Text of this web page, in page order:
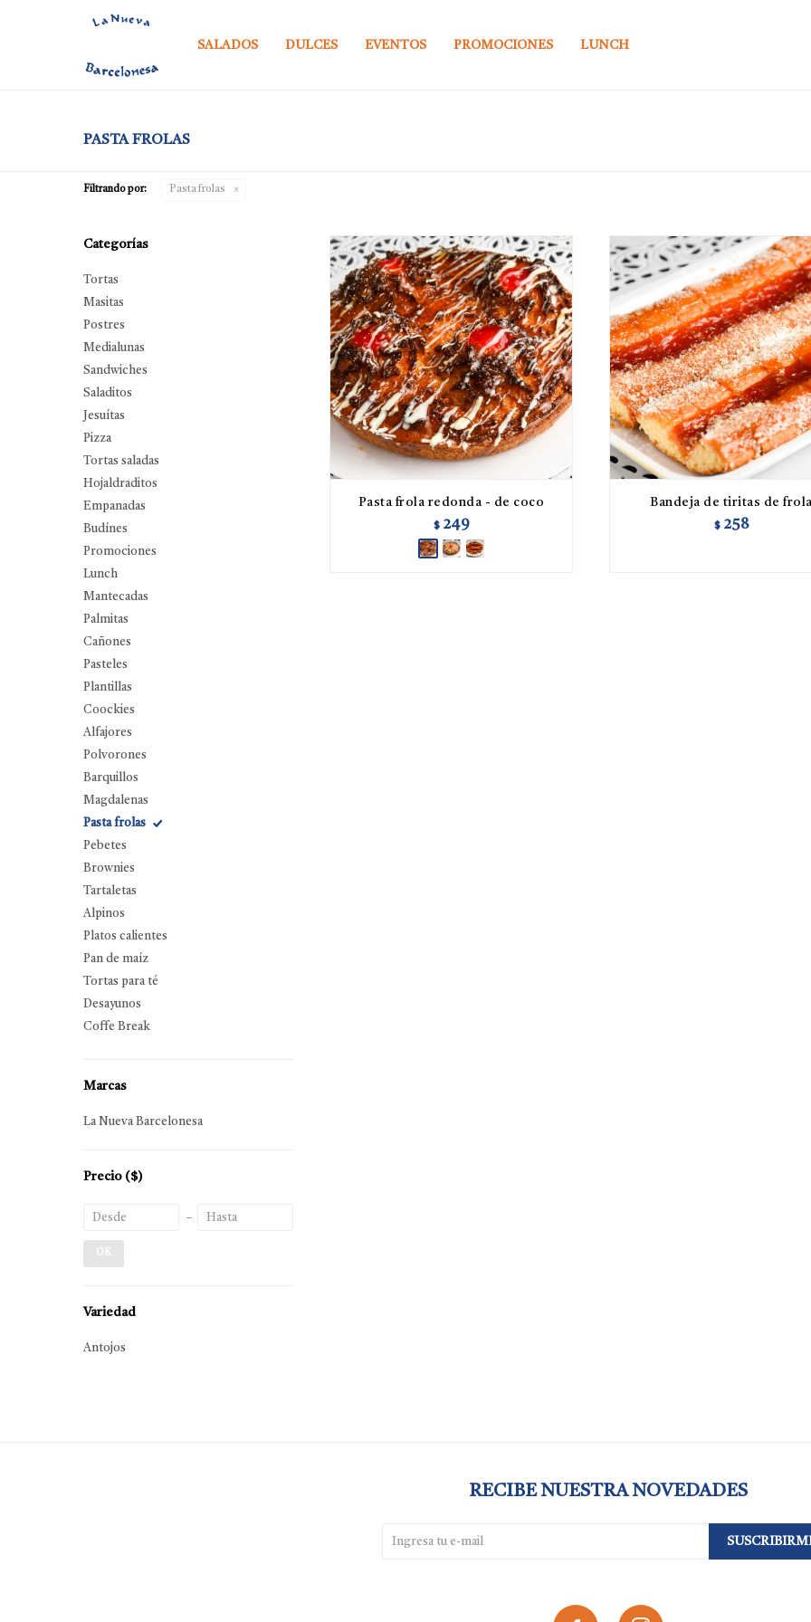
SALADOS DULCES EVENTOS PROMOCIONES LUNCH
PASTA FROLAS
Filtrando por: Pasta frolas
Pasta frola redonda - de coco
$ 249
Bandeja de tiritas de
$ 258
Categorías
Tortas
Masitas
Postres
Medialunas
Sandwiches
Saladitos
Jesuítas
Pizza
Tortas saladas
Hojaldraditos
Empanadas
Budínes
Promociones
Lunch
Mantecadas
Palmitas
Cañones
Pasteles
Plantillas
Coockies
Alfajores
Polvorones
Barquillos
Magdalenas
Pasta frolas
Pebetes
Brownies
Tartaletas
Alpinos
Platos calientes
Pan de maíz
Tortas para té
Desayunos
Coffe Break
Marcas
La Nueva Barcelonesa
Precio ($)
OK
Variedad
Antojos
RECIBE NUESTRA NOVEDADES